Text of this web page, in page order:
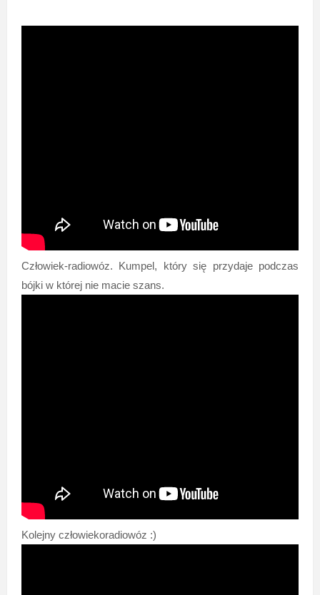
Człowiek-radiowóz. Kumpel, który się przydaje podczas
bójki w której nie macie szans.
Kolejny człowiekoradiowóz :)